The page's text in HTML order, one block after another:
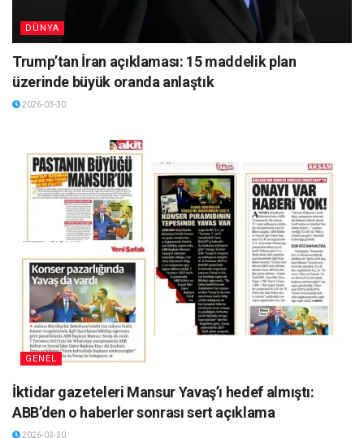
DÜNYA
Trump’tan İran açıklaması: 15 maddelik plan
üzerinde büyük oranda anlaştık
2026-03-30
GENEL
İktidar gazeteleri Mansur Yavaş’ı hedef almıştı:
ABB’den o haberler sonrası sert açıklama
2026-03-30